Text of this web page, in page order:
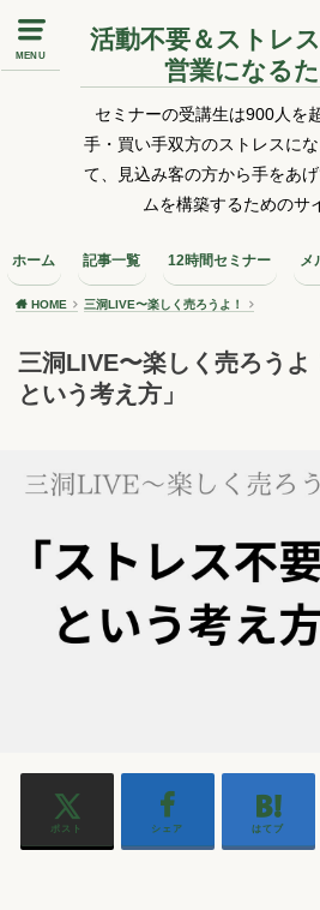
MENU
活動不要＆ストレ
営業になる
セミナーの受講生は900人を
手・買い手双方のストレスに
て、見込み客の方から手をあ
ムを構築するためのサ
ホーム 記事一覧 12時間セミナー メ
HOME 三洞LIVE〜楽しく売ろうよ！
三洞LIVE〜楽しく売ろうよ
という考え方」
ポスト シェア はてブ